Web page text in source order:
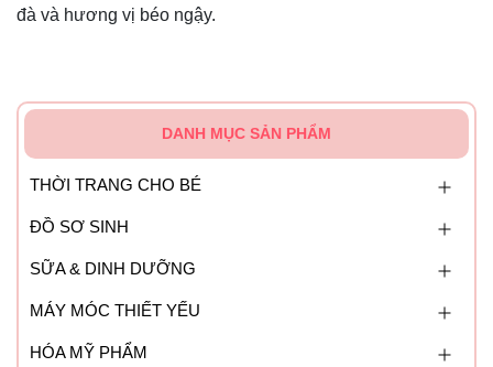
đà và hương vị béo ngậy.
DANH MỤC SẢN PHẨM
THỜI TRANG CHO BÉ
ĐỒ SƠ SINH
SỮA & DINH DƯỠNG
MÁY MÓC THIẾT YẾU
HÓA MỸ PHẨM